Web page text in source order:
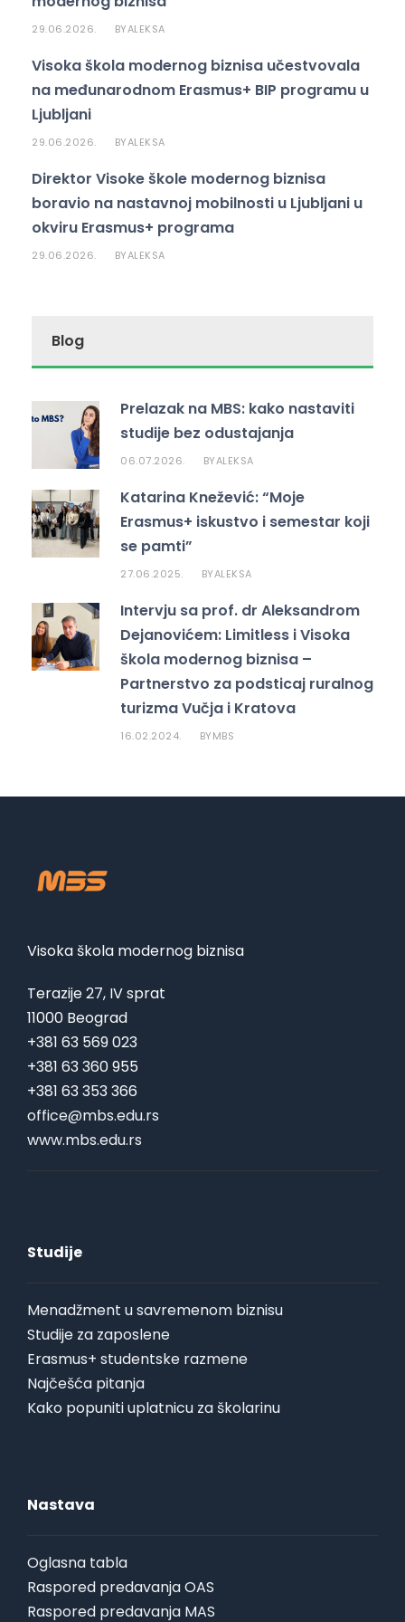
29.06.2026. BYALEKSA
Visoka škola modernog biznisa učestvovala
na međunarodnom Erasmus+ BIP programu u
Ljubljani
29.06.2026. BYALEKSA
Direktor Visoke škole modernog biznisa
boravio na nastavnoj mobilnosti u Ljubljani u
okviru Erasmus+ programa
29.06.2026. BYALEKSA
Blog
Prelazak na MBS: kako nastaviti
studije bez odustajanja
06.07.2026. BYALEKSA
Katarina Knežević: “Moje
Erasmus+ iskustvo i semestar koji
se pamti”
27.06.2025. BYALEKSA
Intervju sa prof. dr Aleksandrom
Dejanovićem: Limitless i Visoka
škola modernog biznisa –
Partnerstvo za podsticaj ruralnog
turizma Vučja i Kratova
16.02.2024. BYMBS
Visoka škola modernog biznisa
Terazije 27, IV sprat
11000 Beograd
+381 63 569 023
+381 63 360 955
+381 63 353 366
office@mbs.edu.rs
www.mbs.edu.rs
Studije
Menadžment u savremenom biznisu
Studije za zaposlene
Erasmus+ studentske razmene
Najčešća pitanja
Kako popuniti uplatnicu za školarinu
Nastava
Oglasna tabla
Raspored predavanja OAS
Raspored predavanja MAS